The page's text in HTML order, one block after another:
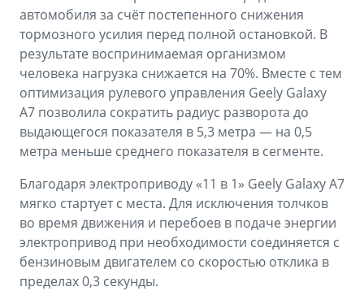
автомобиля за счёт постепенного снижения
тормозного усилия перед полной остановкой. В
результате воспринимаемая организмом
человека нагрузка снижается на 70%. Вместе с тем
оптимизация рулевого управления Geely Galaxy
A7 позволила сократить радиус разворота до
выдающегося показателя в 5,3 метра — на 0,5
метра меньше среднего показателя в сегменте.
Благодаря электроприводу «11 в 1» Geely Galaxy A7
мягко стартует с места. Для исключения толчков
во время движения и перебоев в подаче энергии
электропривод при необходимости соединяется с
бензиновым двигателем со скоростью отклика в
пределах 0,3 секунды.